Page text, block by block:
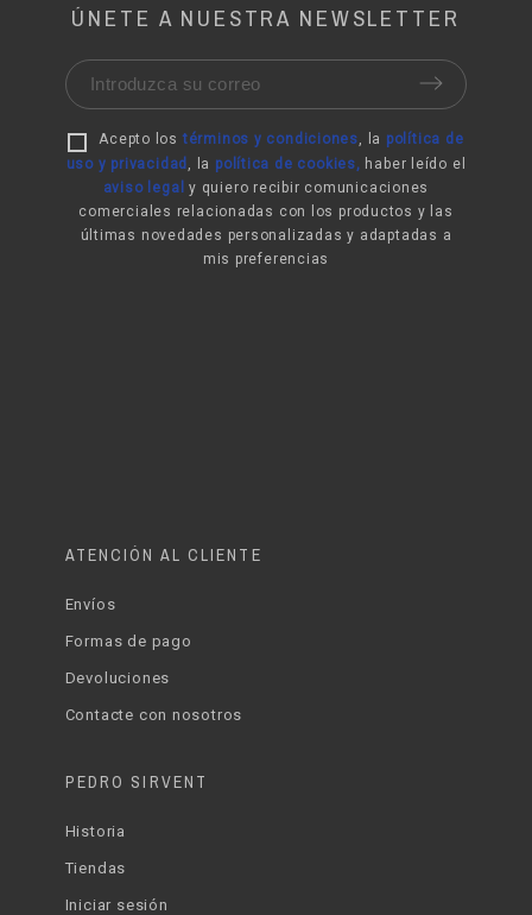
ÚNETE A NUESTRA NEWSLETTER
Acepto lostérminos y condiciones , la política de
uso y privacidad
la política de cookies, haber leído el
aviso legal y quiero recibir comunicaciones
comerciales relacionadas con los productos y las
últimas novedades personalizadas y adaptadas a
mis preferencias
ATENCIÓN AL CLIENTE
Envíos
Formas de pago
Devoluciones
Contacte con nosotros
PEDRO SIRVENT
Historia
Tiendas
Iniciar sesión